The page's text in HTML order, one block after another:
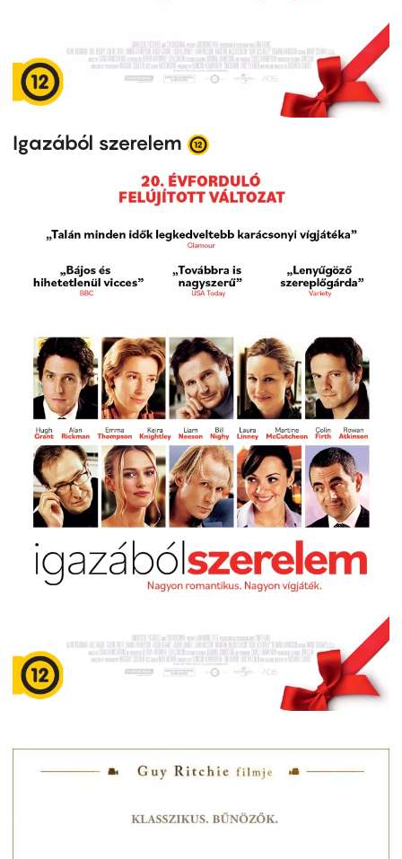
Igazából szerelem